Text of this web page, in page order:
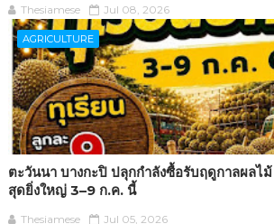
Thesiamese Jul 08, 2026
AGRICULTURE
ตะวันนา บางกะปิ ปลุกกำลังซื้อรับฤดูกาลผลไ
สุดยิ่งใหญ่ 3–9 ก.ค. นี้
Thesiamese Jul 05, 2026